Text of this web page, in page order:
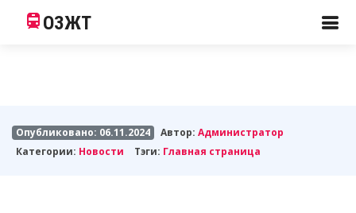
ОЗЖТ
Опубликовано: 06.11.2024 Автор:Администратор
Категории: Новости Тэги: Главная страница